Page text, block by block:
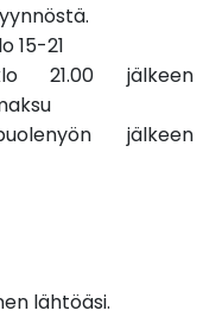
15-21
21.00 jälkeen
jälkeen
lähtöäsi.